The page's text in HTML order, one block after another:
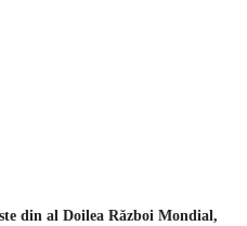
din al Doilea Război Mondial,